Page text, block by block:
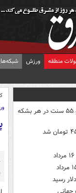
منطقه ورزش
قیمت نفت به ۸۳ دلار و ۵۵ سنت در هر بشکه